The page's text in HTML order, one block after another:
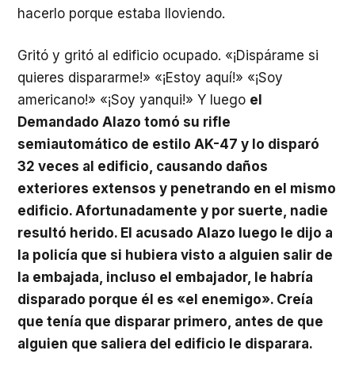
hacerlo porque estaba lloviendo.
Gritó y gritó al edificio ocupado. «¡Dispárame si
quieres dispararme!» «¡Estoy aquí!» «¡Soy
americano!» «¡Soy yanqui!» Y luego el
Demandado Alazo tomó su rifle
semiautomático de estilo AK-47 y lo disparó
32 veces al edificio, causando daños
exteriores extensos y penetrando en el mismo
edificio. Afortunadamente y por suerte, nadie
resultó herido. El acusado Alazo luego le dijo a
la policía que si hubiera visto a alguien salir de
la embajada, incluso el embajador, le habría
disparado porque él es «el enemigo». Creía
que tenía que disparar primero, antes de que
alguien que saliera del edificio le disparara.